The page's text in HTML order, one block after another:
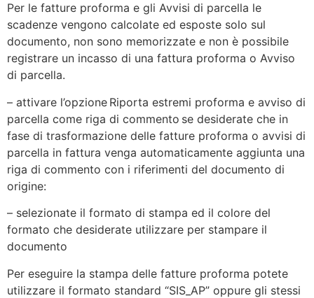
Per le fatture proforma e gli Avvisi di parcella le
scadenze vengono calcolate ed esposte solo sul
documento, non sono memorizzate e non è possibile
registrare un incasso di una fattura proforma o Avviso
di parcella.
– attivare l’opzione Riporta estremi proforma e avviso di
parcella come riga di commento se desiderate che in
fase di trasformazione delle fatture proforma o avvisi di
parcella in fattura venga automaticamente aggiunta una
riga di commento con i riferimenti del documento di
origine:
– selezionate il formato di stampa ed il colore del
formato che desiderate utilizzare per stampare il
documento
Per eseguire la stampa delle fatture proforma potete
utilizzare il formato standard “SIS_AP” oppure gli stessi